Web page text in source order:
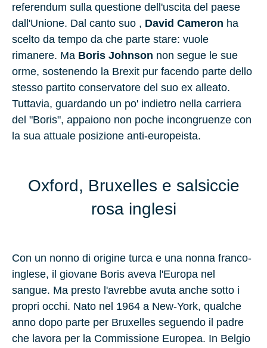
referendum sulla questione dell'uscita del paese
dall'Unione. Dal canto suo , David Cameron ha
scelto da tempo da che parte stare: vuole
rimanere. Ma Boris Johnson non segue le sue
orme, sostenendo la Brexit pur facendo parte dello
stesso partito conservatore del suo ex alleato.
Tuttavia, guardando un po' indietro nella carriera
del "Boris", appaiono non poche incongruenze con
la sua attuale posizione anti-europeista.
Oxford, Bruxelles e salsiccie
rosa inglesi
Con un nonno di origine turca e una nonna franco-
inglese, il giovane Boris aveva l'Europa nel
sangue. Ma presto l'avrebbe avuta anche sotto i
propri occhi. Nato nel 1964 a New-York, qualche
anno dopo parte per Bruxelles seguendo il padre
che lavora per la Commissione Europea. In Belgio